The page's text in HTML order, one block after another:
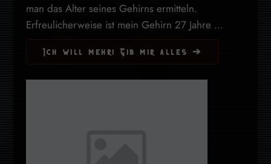
man das Alter seines Gehirns ermitteln.
Erfreulicherweise ist mein Gehirn 27 Jahre ...
Ich will mehr! Gib mir alles ➔